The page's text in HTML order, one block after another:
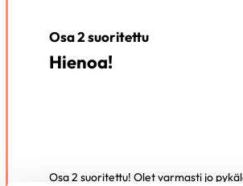
Osa 2 suoritettu
Hienoa!
Osa 2 suoritettu! Olet varmasti jo